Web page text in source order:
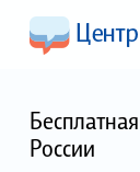
России